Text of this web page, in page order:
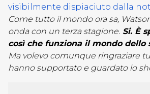
visibilmente dispiaciuto dalla
Come tutto il mondo ora sa,
onda con un terza stagione. Si. È
così che funziona il mondo dello
Ma volevo comunque ringraziare
hanno supportato e guardato lo